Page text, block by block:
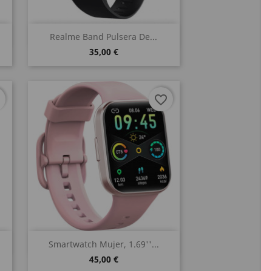
Realme Band Pulsera De...
35,00 €
 Vista rápida
Smartwatch Mujer, 1.69''...
45,00 €
Vista rápida
favorite_border